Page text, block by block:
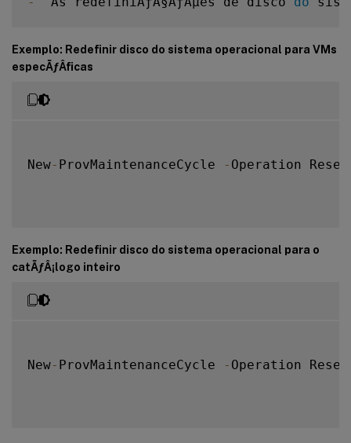
Exemplo: Redefinir disco do sistema operacional para VMs
especÃƒÂ­ficas
New- ProvMaintenanceCycle - Operation
Exemplo: Redefinir disco do sistema operacional para o
catÃƒÂ¡logo inteiro
New- ProvMaintenanceCycle - Operation